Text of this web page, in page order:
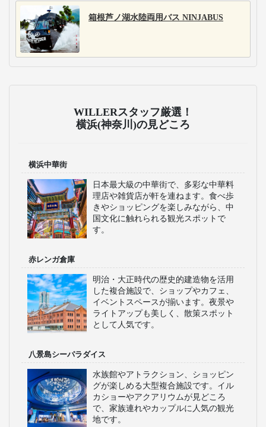
箱根芦ノ湖水陸両用バス NINJABUS
WILLERスタッフ厳選！
横浜(神奈川)の見どころ
横浜中華街
日本最大級の中華街で、多彩な中華料
理店や雑貨店が軒を連ねます。食べ歩
きやショッピングを楽しみながら、中
国文化に触れられる観光スポットで
す。
赤レンガ倉庫
明治・大正時代の歴史的建造物を活用
した複合施設で、ショップやカフェ、
イベントスペースが揃います。夜景や
ライトアップも美しく、散策スポット
として人気です。
八景島シーパラダイス
水族館やアトラクション、ショッピン
グが楽しめる大型複合施設です。イル
カショーやアクアリウムが見どころ
で、家族連れやカップルに人気の観光
地です。